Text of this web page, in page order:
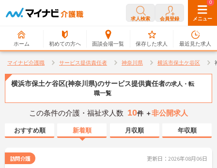
求人検索 会員登録 メニュー
ホーム 初めての方へ 面談会場一覧
0
保存した求人
0
最近見た求人
マイナビ介護職 サービス提供責任者 神奈川県 横浜市保土ケ谷区
横浜市保土ケ谷区(神奈川県)のサービス提供責任者の求人・転
職一覧
この条件の介護・福祉求人数 10件 ＋非公開求人
おすすめ順 新着順 月収順 年収順
訪問介護 更新日：2026年08月06日